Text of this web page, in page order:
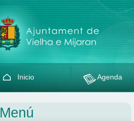
Inicio Agenda
Menú